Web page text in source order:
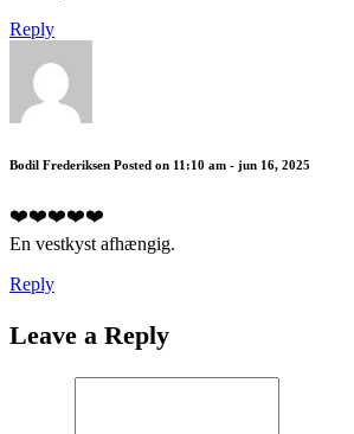
Reply
Bodil Frederiksen Posted on 11:10 am - jun 16, 2025
❤️❤️❤️❤️❤️
En vestkyst afhængig.
Reply
Leave a Reply